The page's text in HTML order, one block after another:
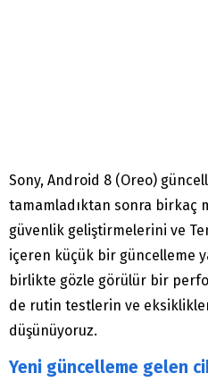
Sony, Android 8 (Oreo)
tamamladıktan sonra birkaç
güvenlik geliştirmelerini ve
içeren küçük bir güncelleme
birlikte gözle görülür bir
de rutin testlerin ve
düşünüyoruz.
Yeni güncelleme gelen